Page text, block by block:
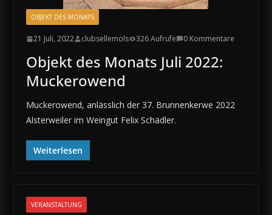
OBJEKT DES MONATS
21 Juli, 2022 clubsellemols 326 Aufrufe 0 Kommentare
Objekt des Monats Juli 2022:
Muckerowend
Muckerowend, anlässlich der 37. Brunnenkerwe 2022
Alsterweiler im Weingut Felix Schädler.
Weiterlesen
VERANSTALTUNG